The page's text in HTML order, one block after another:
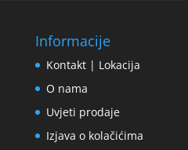
Informacije
Kontakt | Lokacija
O nama
Uvjeti prodaje
Izjava o kolačićima